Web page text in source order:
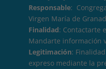
Responsable:
Virgen María de
Finalidad: Contactarte
Mandarte información
Legitimación:
expreso mediante la